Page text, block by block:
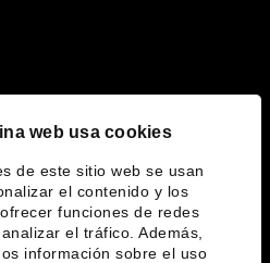
web usa cookies
de este sitio web se usan
el contenido y los
funciones de redes
el tráfico. Además,
información sobre el uso